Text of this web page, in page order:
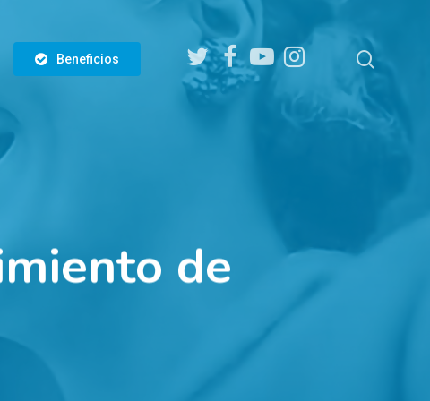
Beneficios
twitterfacebookyoutubeinstagram
de